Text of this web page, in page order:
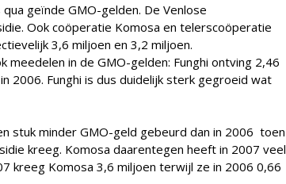
geïnde GMO-gelden. De Venlose
Ook coöperatie Komosa en telerscoöperatie
3,6 miljoen en 3,2 miljoen.
meedelen in de GMO-gelden: Funghi ontving 2,46
2006. Funghi is dus duidelijk sterk gegroeid wat
stuk minder GMO-geld gebeurd dan in 2006 toen
kreeg. Komosa daarentegen heeft in 2007 veel
kreeg Komosa 3,6 miljoen terwijl ze in 2006 0,66